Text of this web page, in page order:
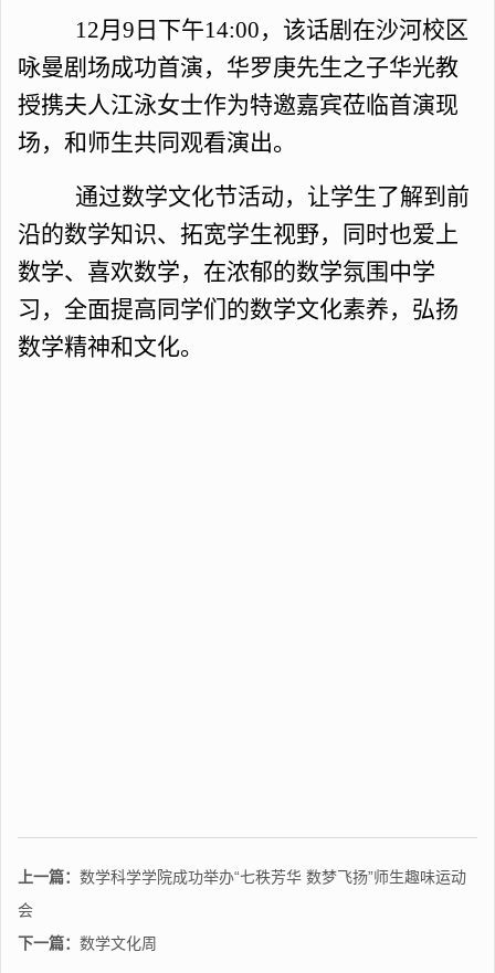
12月9日下午14:00，该话剧在沙河校区
咏曼剧场成功首演，华罗庚先生之子华光教
授携夫人江泳女士作为特邀嘉宾莅临首演现
场，和师生共同观看演出。
通过数学文化节活动，让学生了解到前
沿的数学知识、拓宽学生视野，同时也爱上
数学、喜欢数学，在浓郁的数学氛围中学
习，全面提高同学们的数学文化素养，弘扬
数学精神和文化。
上一篇： 数学科学学院成功举办“七秩芳华 数梦飞扬”师生趣味运动
会
下一篇： 数学文化周